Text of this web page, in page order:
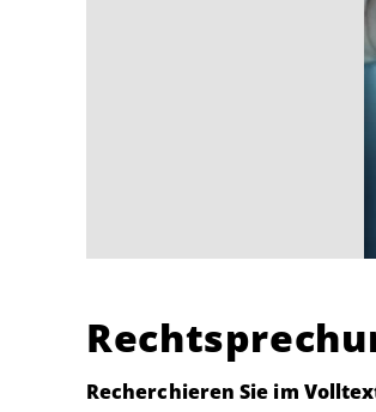
Recherchieren Sie im